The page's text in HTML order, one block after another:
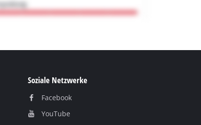
Soziale Netzwerke
Facebook
YouTube